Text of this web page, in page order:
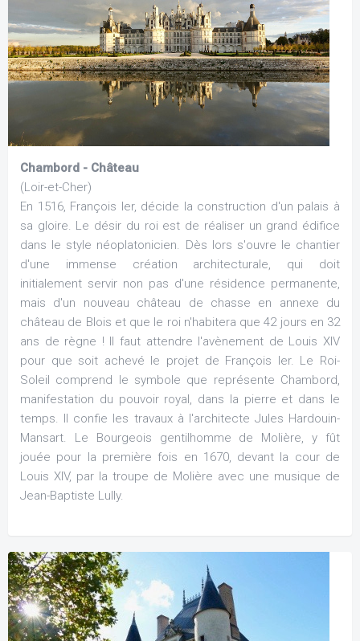
Chambord - Château
(Loir-et-Cher)
En 1516, François Ier, décide la construction d'un palais à
sa gloire. Le désir du roi est de réaliser un grand édifice
dans le style néoplatonicien. Dès lors s'ouvre le chantier
d'une immense création architecturale, qui doit
initialement servir non pas d'une résidence permanente,
mais d'un nouveau château de chasse en annexe du
château de Blois et que le roi n'habitera que 42 jours en 32
ans de règne ! Il faut attendre l'avènement de Louis XIV
pour que soit achevé le projet de François Ier. Le Roi-
Soleil comprend le symbole que représente Chambord,
manifestation du pouvoir royal, dans la pierre et dans le
temps. Il confie les travaux à l'architecte Jules Hardouin-
Mansart. Le Bourgeois gentilhomme de Molière, y fût
jouée pour la première fois en 1670, devant la cour de
Louis XIV, par la troupe de Molière avec une musique de
Jean-Baptiste Lully.